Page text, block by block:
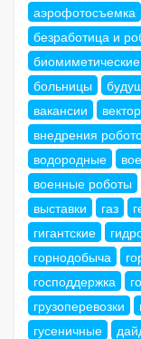
аэрофотосъемка
безработица и
биомиметические
больницы
вакансии
вектор
внедрения
водородные
военные роботы
выставки
газ
гигантские
горнодобыча
господдержка
грузоперевозки
гусеничные